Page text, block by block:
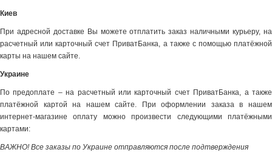
Киев
При адресной доставке Вы можете отплатить заказ наличными курьеру, на
расчетный или карточный счет ПриватБанка, а также с помощью платёжной
карты на нашем сайте.
Украине
По предоплате – на расчетный или карточный счет ПриватБанка, а также
платёжной картой на нашем сайте. При оформлении заказа в нашем
интернет-магазине оплату можно произвести следующими платёжными
картами:
ВАЖНО! Все заказы по Украине отправляются после подтверждения